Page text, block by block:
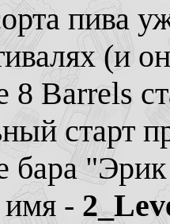
пива
(и
8 Barrels
старт
бара
имя -